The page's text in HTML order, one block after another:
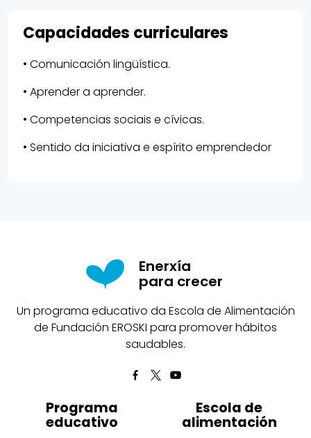
Capacidades curriculares
• Comunicación lingüística.
• Aprender a aprender.
• Competencias sociais e cívicas.
• Sentido da iniciativa e espírito emprendedor
Enerxía
para crecer
Un programa educativo da Escola de Alimentación
de Fundación EROSKI para promover hábitos
saudables.
Programa
educativo
Escola de
alimentación